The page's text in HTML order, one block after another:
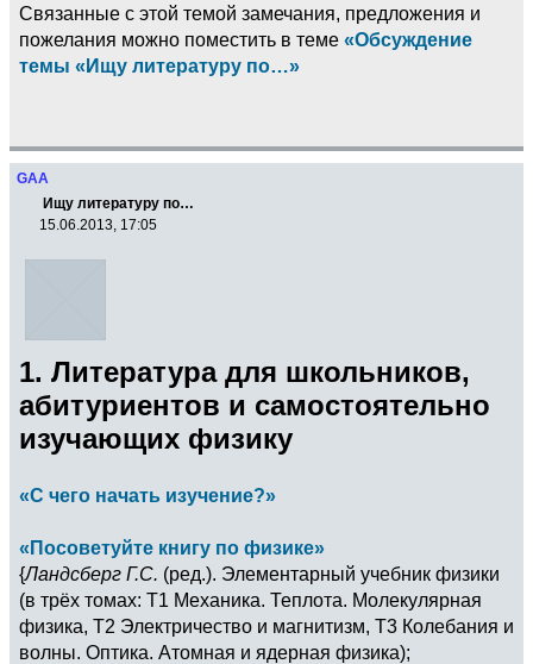
Связанные с этой темой замечания, предложения и
пожелания можно поместить в теме «Обсуждение
темы «Ищу литературу по…»
GAA
Ищу литературу по…
15.06.2013, 17:05
1. Литература для школьников,
абитуриентов и самостоятельно
изучающих физику
«С чего начать изучение?»
«Посоветуйте книгу по физике»
{Ландсберг Г.С. (ред.). Элементарный учебник физики
(в трёх томах: Т1 Механика. Теплота. Молекулярная
физика, Т2 Электричество и магнитизм, Т3 Колебания и
волны. Оптика. Атомная и ядерная физика);